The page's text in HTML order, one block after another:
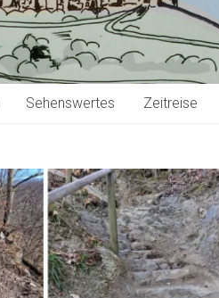
Sehenswertes Zeitreise